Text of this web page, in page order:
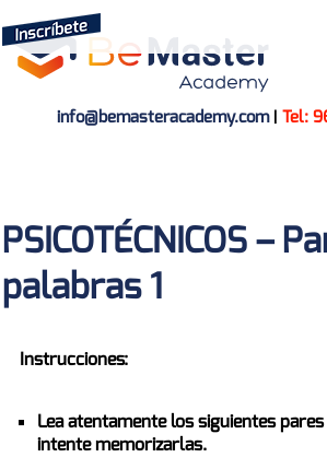
info@bemasteracademy.com| Tel:
PSICOTÉCNICOS –
palabras 1
Instrucciones:
Lea atentamente los siguientes
intente memorizarlas.